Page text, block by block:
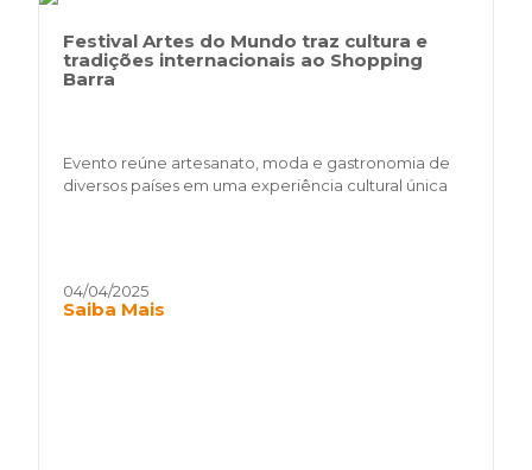
Festival Artes do Mundo traz cultura e
tradições internacionais ao Shopping
Barra
Evento reúne artesanato, moda e gastronomia de
diversos países em uma experiência cultural única
04/04/2025
Saiba Mais